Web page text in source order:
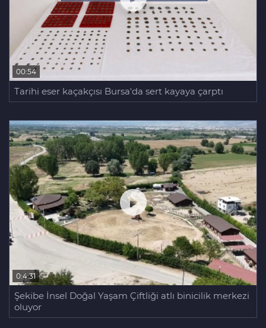
00:54
Tarihi eser kaçakçısı Bursa'da sert kayaya çarptı
0:4:31
Şekibe İnsel Doğal Yaşam Çiftliği atlı binicilik merkezi
oluyor